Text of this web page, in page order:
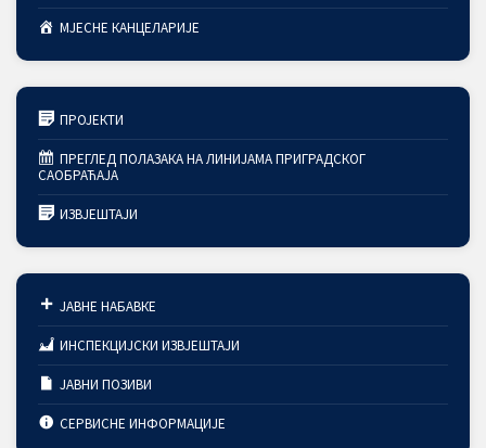
МЈЕСНЕ КАНЦЕЛАРИЈЕ
ПРОЈЕКТИ
ПРЕГЛЕД ПОЛАЗАКА НА ЛИНИЈАМА ПРИГРАДСКОГ
САОБРАЋАЈА
ИЗВЈЕШТАЈИ
ЈАВНЕ НАБАВКЕ
ИНСПЕКЦИЈСКИ ИЗВЈЕШТАЈИ
ЈАВНИ ПОЗИВИ
СЕРВИСНЕ ИНФОРМАЦИЈЕ